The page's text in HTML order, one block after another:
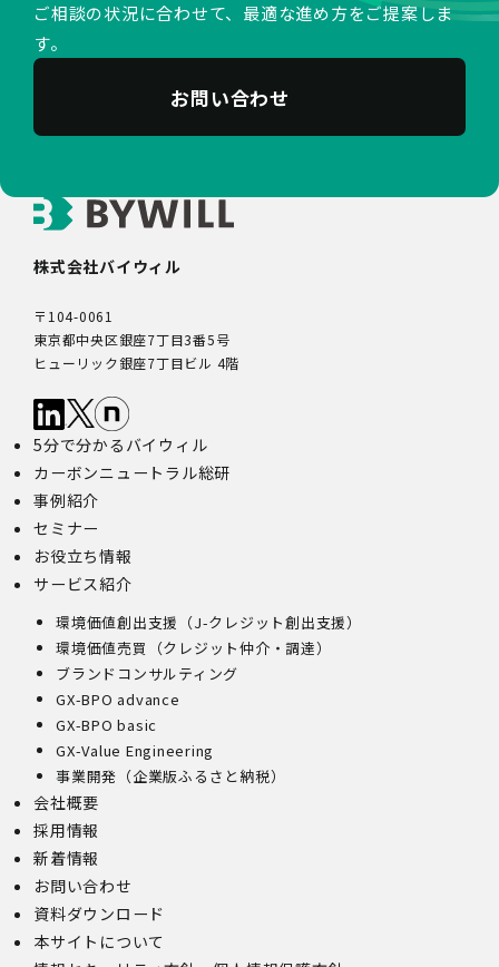
ご相談の状況に合わせて、最適な進め方をご提案しま
す。
お問い合わせ
株式会社バイウィル
〒104-0061
東京都中央区銀座7丁目3番5号
ヒューリック銀座7丁目ビル 4階
5分で分かるバイウィル
カーボンニュートラル総研
事例紹介
セミナー
お役立ち情報
サービス紹介
環境価値創出支援（J-クレジット創出支援）
環境価値売買（クレジット仲介・調達）
ブランドコンサルティング
GX-BPO advance
GX-BPO basic
GX-Value Engineering
事業開発（企業版ふるさと納税）
会社概要
採用情報
新着情報
お問い合わせ
資料ダウンロード
本サイトについて